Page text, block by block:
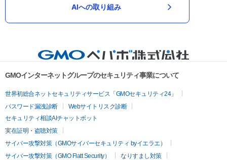
AIへの取り組み
GMOインターネットグループのセキュリティ事業について
世界初総合ネットセキュリティサービス「GMOセキュリティ24」
パスワード漏洩診断
Webサイトリスク診断
セキュリティ相談AIチャットボット
実在証明・盗聴対策
サイバー攻撃対策（GMOサイバーセキュリティ byイエラエ）
サイバー攻撃対策（GMO Flatt Security）
なりすまし対策